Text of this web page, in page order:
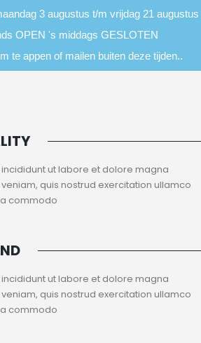
3 augustus t/m vrijdag 21 augustus
OPEN 's middags GESLOTEN
te appen of mailen buiten deze tijden..
ut labore et dolore magna
quis nostrud exercitation ullamco
commodo
ut labore et dolore magna
quis nostrud exercitation ullamco
commodo